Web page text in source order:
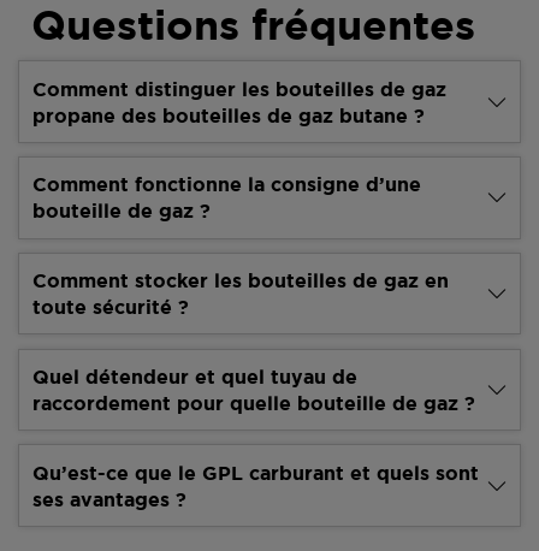
Questions fréquentes
Comment distinguer les bouteilles de gaz
propane des bouteilles de gaz butane ?
Comment fonctionne la consigne d’une
bouteille de gaz ?
Comment stocker les bouteilles de gaz en
toute sécurité ?
Quel détendeur et quel tuyau de
raccordement pour quelle bouteille de gaz ?
Qu’est-ce que le GPL carburant et quels sont
ses avantages ?